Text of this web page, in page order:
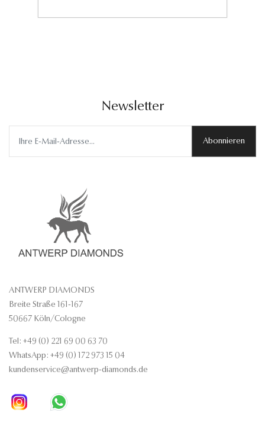
Newsletter
Abonnieren
ANTWERP DIAMONDS
Breite Straße 161-167
50667 Köln/Cologne
Tel: +49 (0) 221 69 00 63 70
WhatsApp: +49 (0) 172 973 15 04
kundenservice@antwerp-diamonds.de